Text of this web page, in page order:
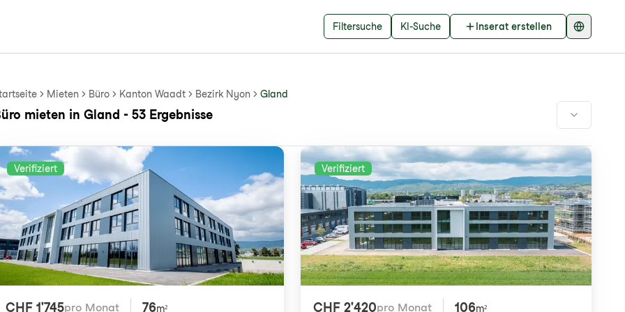
Filtersuche KI-Suche Inserat erstellen
Mieten Büro Kanton Waadt Bezirk Nyon Gland
mieten in Gland - 53 Ergebnisse
Verifiziert
CHF 1'745pro Monat 76m²
Verifiziert
CHF 2'420pro Monat 106m²